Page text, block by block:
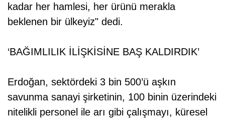
kadar her hamlesi, her ürünü merakla
beklenen bir ülkeyiz" dedi.
‘BAĞIMLILIK İLİŞKİSİNE BAŞ KALDIRDIK’
Erdoğan, sektördeki 3 bin 500’ü aşkın
savunma sanayi şirketinin, 100 binin üzerindeki
nitelikli personel ile arı gibi çalışmayı, küresel